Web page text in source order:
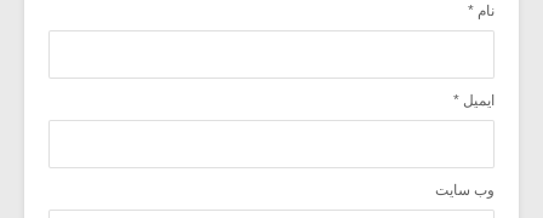
نام *
ایمیل *
وب‌ سایت